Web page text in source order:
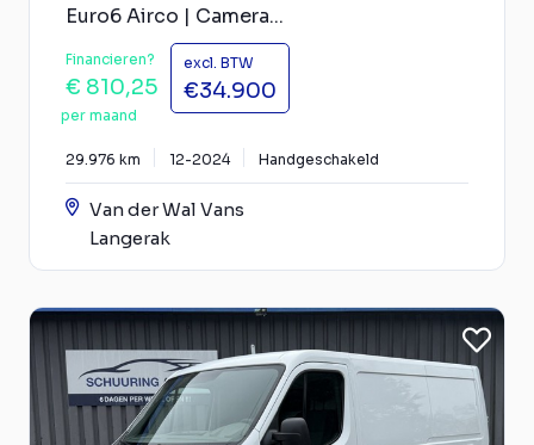
Euro6 Airco | Camera...
Financieren?
€ 810,25
per maand
excl. BTW
€34.900
29.976 km 12-2024 Handgeschakeld
Van der Wal Vans
Langerak